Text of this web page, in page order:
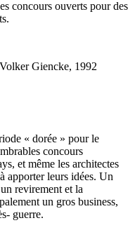
concours ouverts pour des
Giencke, 1992
« dorée » pour le
concours
et même les architectes
apporter leurs idées. Un
revirement et la
un gros business,
guerre.